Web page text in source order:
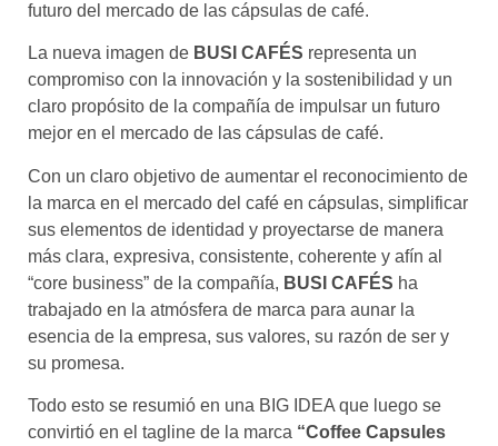
BOLSA DE TRABAJO
¡te imaginas vivir de tu pasión
CONTACTO
¡queremos saber
futuro del mercado de las cápsulas de café.
La nueva imagen de BUSI CAFÉS representa un
compromiso con la innovación y la sostenibilidad y un
claro propósito de la compañía de impulsar un futuro
mejor en el mercado de las cápsulas de café.
Con un claro objetivo de aumentar el reconocimiento de
la marca en el mercado del café en cápsulas, simplificar
sus elementos de identidad y proyectarse de manera
más clara, expresiva, consistente, coherente y afín al
“core business” de la compañía, BUSI CAFÉS ha
trabajado en la atmósfera de marca para aunar la
esencia de la empresa, sus valores, su razón de ser y
su promesa.
Todo esto se resumió en una BIG IDEA que luego se
convirtió en el tagline de la marca “Coffee Capsules